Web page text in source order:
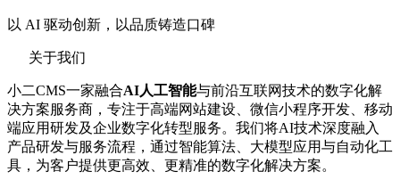
以 AI 驱动创新，以品质铸造口碑
关于我们
小二CMS一家融合AI人工智能与前沿互联网技术的数字化解
决方案服务商，专注于高端网站建设、微信小程序开发、移动
端应用研发及企业数字化转型服务。我们将AI技术深度融入
产品研发与服务流程，通过智能算法、大模型应用与自动化工
具，为客户提供更高效、更精准的数字化解决方案。